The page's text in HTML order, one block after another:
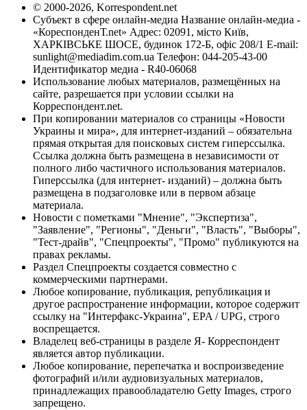
© 2000-2026, Korrespondent.net
Субъект в сфере онлайн-медиа Название онлайн-медиа -
«КореспонденТ.net» Адрес: 02091, місто Київ,
ХАРКІВСЬКЕ ШОСЕ, будинок 172-Б, офіс 208/1 E-mail:
sunlight@mediadim.com.ua Телефон: 044-205-43-00
Идентификатор медиа - R40-06068
Использование любых материалов, размещённых на
сайте, разрешается при условии ссылки на
Корреспондент.net.
При копировании материалов со страницы «Новости
Украины и мира», для интернет-изданий – обязательна
прямая открытая для поисковых систем гиперссылка.
Ссылка должна быть размещена в независимости от
полного либо частичного использования материалов.
Гиперссылка (для интернет- изданий) – должна быть
размещена в подзаголовке или в первом абзаце
материала.
Новости с пометками "Мнение", "Экспертиза",
"Заявление", "Регионы", "Деньги", "Власть", "Выборы",
"Тест-драйв", "Спецпроекты", "Промо" публикуются на
правах рекламы.
Раздел Спецпроекты создается совместно с
коммерческими партнерами.
Любое копирование, публикация, републикация и
другое распространение информации, которое содержит
ссылку на "Интерфакс-Украина", EPA / UPG, строго
воспрещается.
Владелец веб-страницы в разделе Я- Корреспондент
является автор публикации.
Любое копирование, перепечатка и воспроизведение
фотографий и/или аудиовизуальных материалов,
принадлежащих правообладателю Getty Images, строго
запрещено.